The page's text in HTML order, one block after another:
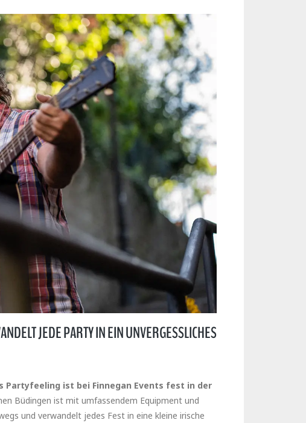
JEDE PARTY IN EIN UNVERGESSLICHES
Partyfeeling ist bei Finnegan Events fest in der
Büdingen ist mit umfassendem Equipment und
und verwandelt jedes Fest in eine kleine irische